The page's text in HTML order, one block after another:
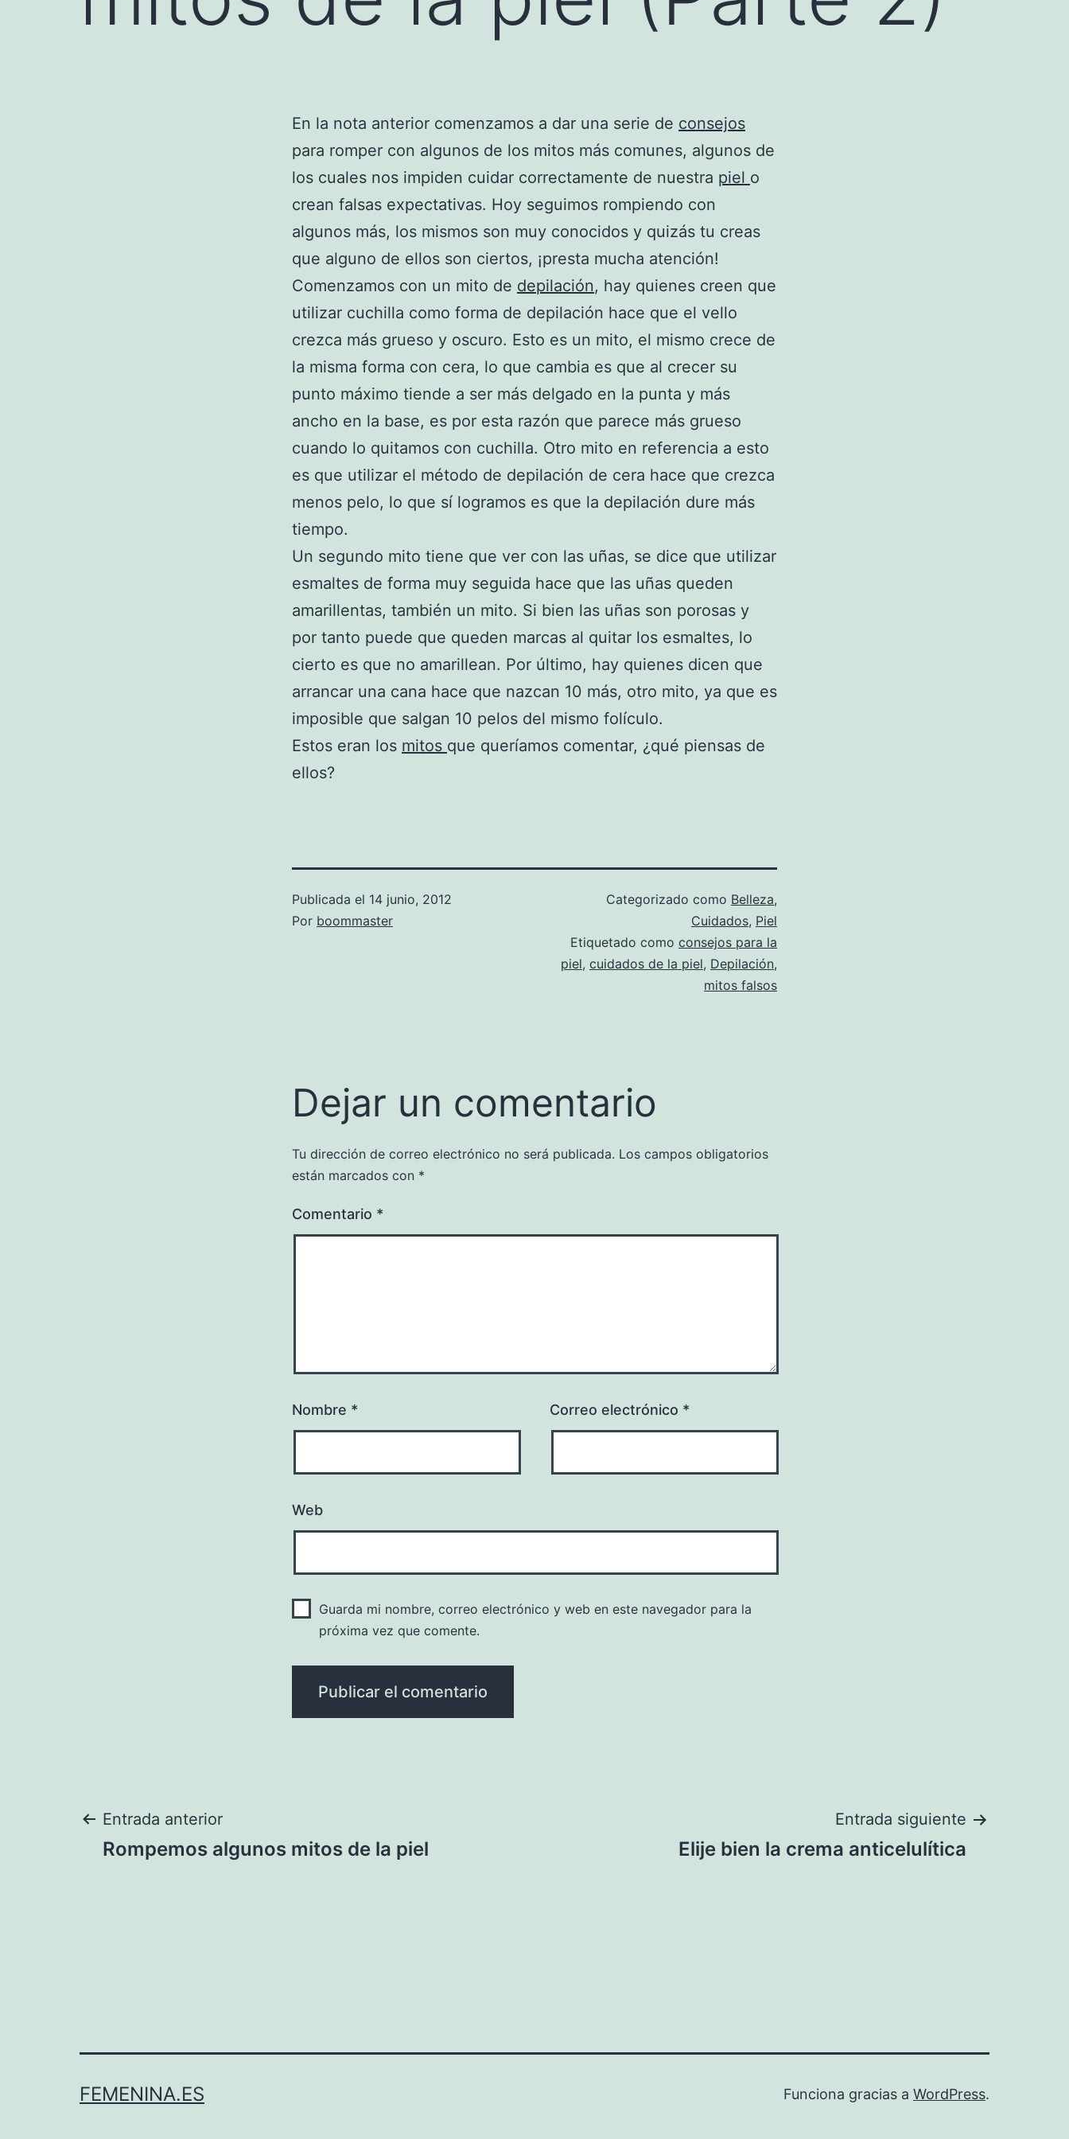
En la nota anterior comenzamos a dar una serie de consejos
para romper con algunos de los mitos más comunes, algunos de
los cuales nos impiden cuidar correctamente de nuestra piel o
crean falsas expectativas. Hoy seguimos rompiendo con
algunos más, los mismos son muy conocidos y quizás tu creas
que alguno de ellos son ciertos, ¡presta mucha atención!
Comenzamos con un mito de depilación, hay quienes creen que
utilizar cuchilla como forma de depilación hace que el vello
crezca más grueso y oscuro. Esto es un mito, el mismo crece de
la misma forma con cera, lo que cambia es que al crecer su
punto máximo tiende a ser más delgado en la punta y más
ancho en la base, es por esta razón que parece más grueso
cuando lo quitamos con cuchilla. Otro mito en referencia a esto
es que utilizar el método de depilación de cera hace que crezca
menos pelo, lo que sí logramos es que la depilación dure más
tiempo.
Un segundo mito tiene que ver con las uñas, se dice que utilizar
esmaltes de forma muy seguida hace que las uñas queden
amarillentas, también un mito. Si bien las uñas son porosas y
por tanto puede que queden marcas al quitar los esmaltes, lo
cierto es que no amarillean. Por último, hay quienes dicen que
arrancar una cana hace que nazcan 10 más, otro mito, ya que es
imposible que salgan 10 pelos del mismo folículo.
Estos eran los mitos que queríamos comentar, ¿qué piensas de
ellos?
Publicada el 14 junio, 2012
Por boommaster
Categorizado como Belleza,
Cuidados, Piel
Etiquetado como consejos para la
piel, cuidados de la piel, Depilación,
mitos falsos
Dejar un comentario
Tu dirección de correo electrónico no será publicada. Los campos obligatorios
están marcados con *
Comentario *
Nombre * Correo electrónico *
Web
Guarda mi nombre, correo electrónico y web en este navegador para la
próxima vez que comente.
Navegación
Entrada anterior
Rompemos algunos mitos de la piel
Entrada siguiente
Elije bien la crema anticelulítica
FEMENINA.ES Funciona gracias a WordPress.